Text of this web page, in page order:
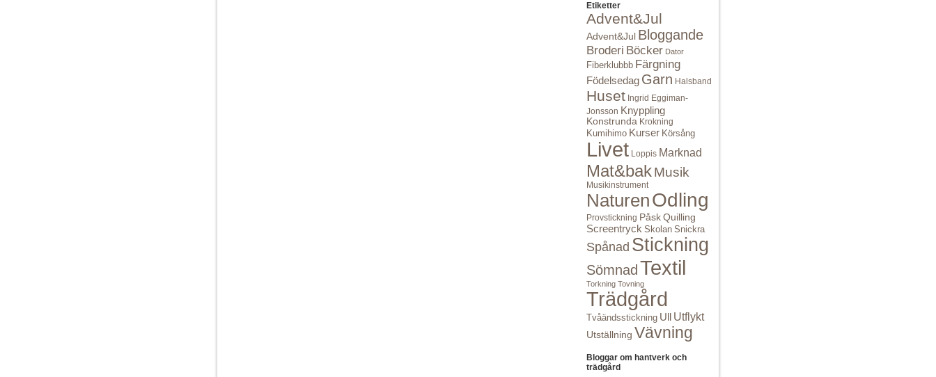
Etiketter
Advent&Jul
Advent&Jul Bloggande
Broderi Böcker Dator
Fiberklubbb Färgning
Födelsedag Garn Halsband
Huset Ingrid Eggiman-
Jonsson Knyppling
Konstrunda Krokning
Kumihimo Kurser Körsång
Livet Loppis Marknad
Mat&bakMusik
Musikinstrument
NaturenOdling
Provstickning Påsk Quilling
Screentryck Skolan Snickra
Spånad Stickning
Sömnad Textil
Torkning Tovning
Trädgård
Tvåändsstickning Ull Utflykt
Utställning Vävning
Bloggar om hantverk och
trädgård